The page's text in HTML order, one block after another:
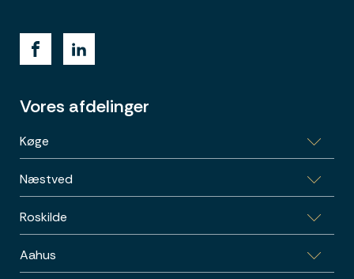
Vores afdelinger
Køge
Bag Haverne 32, 4600 Køge
Næstved
Garnisonsvej 2, 4700 Næstved
Roskilde
Skomagergade 15, 3, 4000 Roskilde
Aahus